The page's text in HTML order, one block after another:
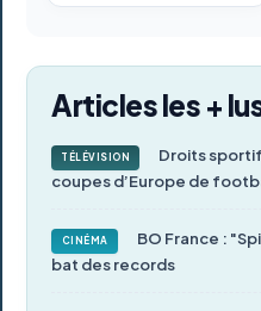
Articles les +
TÉLÉVISION
Droits
coupes d’Europe de
CINÉMA
BO France :
bat des records